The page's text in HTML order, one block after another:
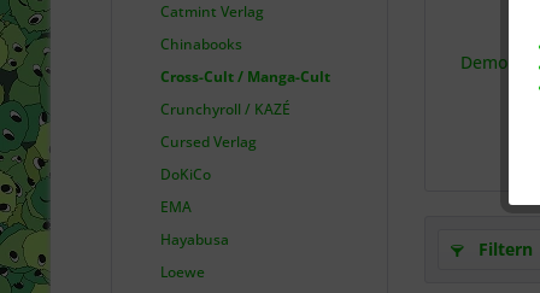
Catmint Verlag
Chinabooks
Cross-Cult / Manga-Cult
Crunchyroll / KAZÉ
Cursed Verlag
DoKiCo
EMA
Hayabusa
Loewe
Demon
Filtern